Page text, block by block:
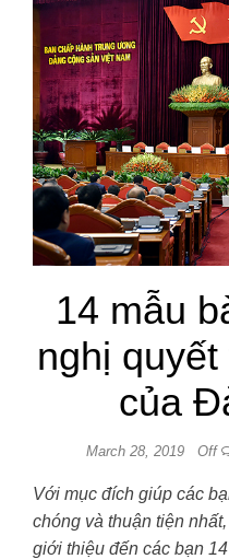
14 mẫu
nghị
của
March 28, 2019 Off
Với mục đích giúp các
chóng và thuận tiện
giới thiệu đến các bạn